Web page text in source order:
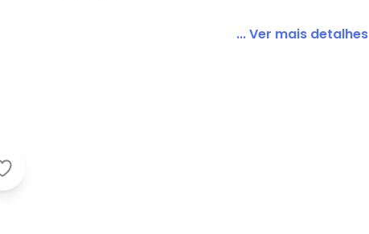
Quimby - Conjunto Polo e Bermuda Menino Branco
... Ver mais detalhes